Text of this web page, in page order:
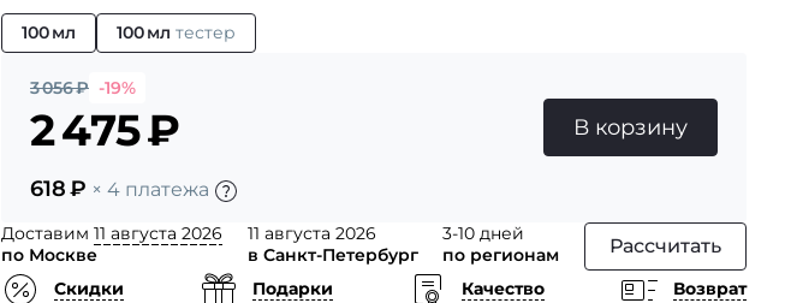
100 мл 100 мл тестер
3 056₽ -19%
2 475₽
618₽ × 4 платежа
В корзину
Доставим 11 августа 2026
по Москве
11 августа 2026
в Санкт-Петербург
3-10 дней
по регионам
Рассчитать
Скидки Подарки Качество
Возврат